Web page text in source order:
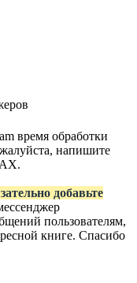
время обработки
напишите
добавьте
пользователям,
книге. Спасибо